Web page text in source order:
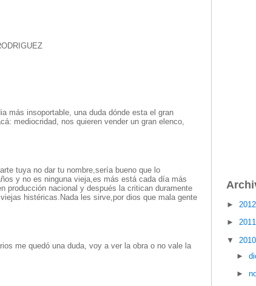
más insoportable, una duda dónde esta el gran
mediocridad, nos quieren vender un gran elenco,
tuya no dar tu nombre,sería bueno que lo
y no es ninguna vieja,es más está cada día más
producción nacional y después la critican duramente
histéricas.Nada les sirve,por dios que mala gente
me quedó una duda, voy a ver la obra o no vale la
►
►
▼
►
►